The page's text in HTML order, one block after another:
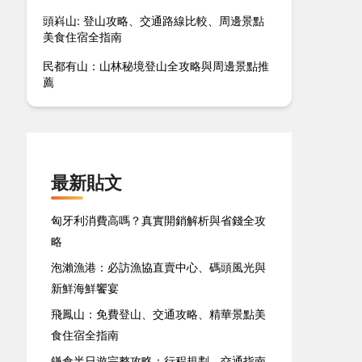
頭嵙山: 登山攻略、交通路線比較、周邊景點
美食住宿全指南
民都有山：山林秘境登山全攻略與周邊景點推
薦
最新貼文
匈牙利消費高嗎？真實開銷解析與省錢全攻
略
泡瀨漁港：必訪漁協直賣中心、碼頭風光與
新鮮海鮮饗宴
飛鳳山：免費登山、交通攻略、精華景點美
食住宿全指南